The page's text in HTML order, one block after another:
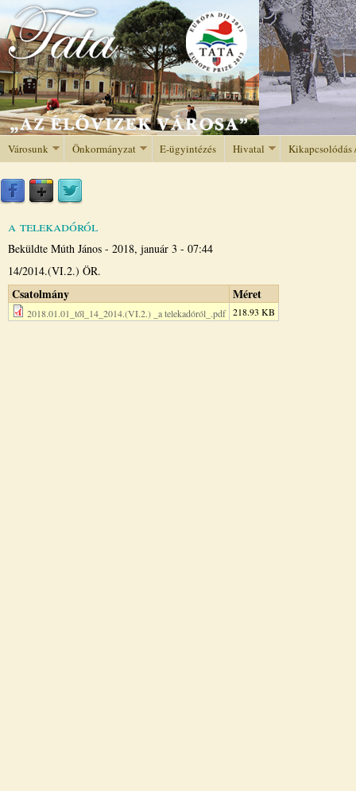
Jump to navigation
Városunk Önkormányzat E-ügyintézés Hivatal Kikapcsolódás
a telekadóról
Beküldte Múth János - 2018, január 3 - 07:44
14/2014.(VI.2.) ÖR.
Csatolmány Méret
2018.01.01_től_14_2014.(VI.2.) _a telekadóról_.pdf 218.93 KB